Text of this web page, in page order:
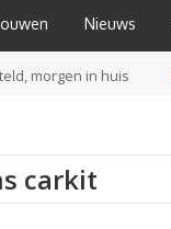
Nieuws
morgen in huis
carkit